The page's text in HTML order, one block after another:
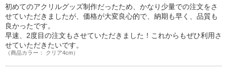
初めてのアクリルグッズ制作だったため、かなり少量での注文をさ
せていただきましたが、価格が大変良心的で、納期も早く、品質も
良かったです。
早速、2度目の注文もさせていただきました！これからもぜひ利用さ
せていただきたいです。
（商品カラー： クリア4cm）